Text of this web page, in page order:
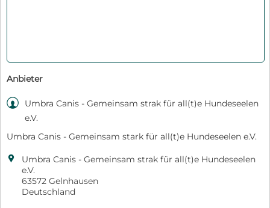
Anbieter

Umbra Canis - Gemeinsam strak für all(t)e Hundeseelen
e.V.
Umbra Canis - Gemeinsam stark für all(t)e Hundeseelen e.V.

Umbra Canis - Gemeinsam strak für all(t)e Hundeseelen
e.V.
63572 Gelnhausen
Deutschland